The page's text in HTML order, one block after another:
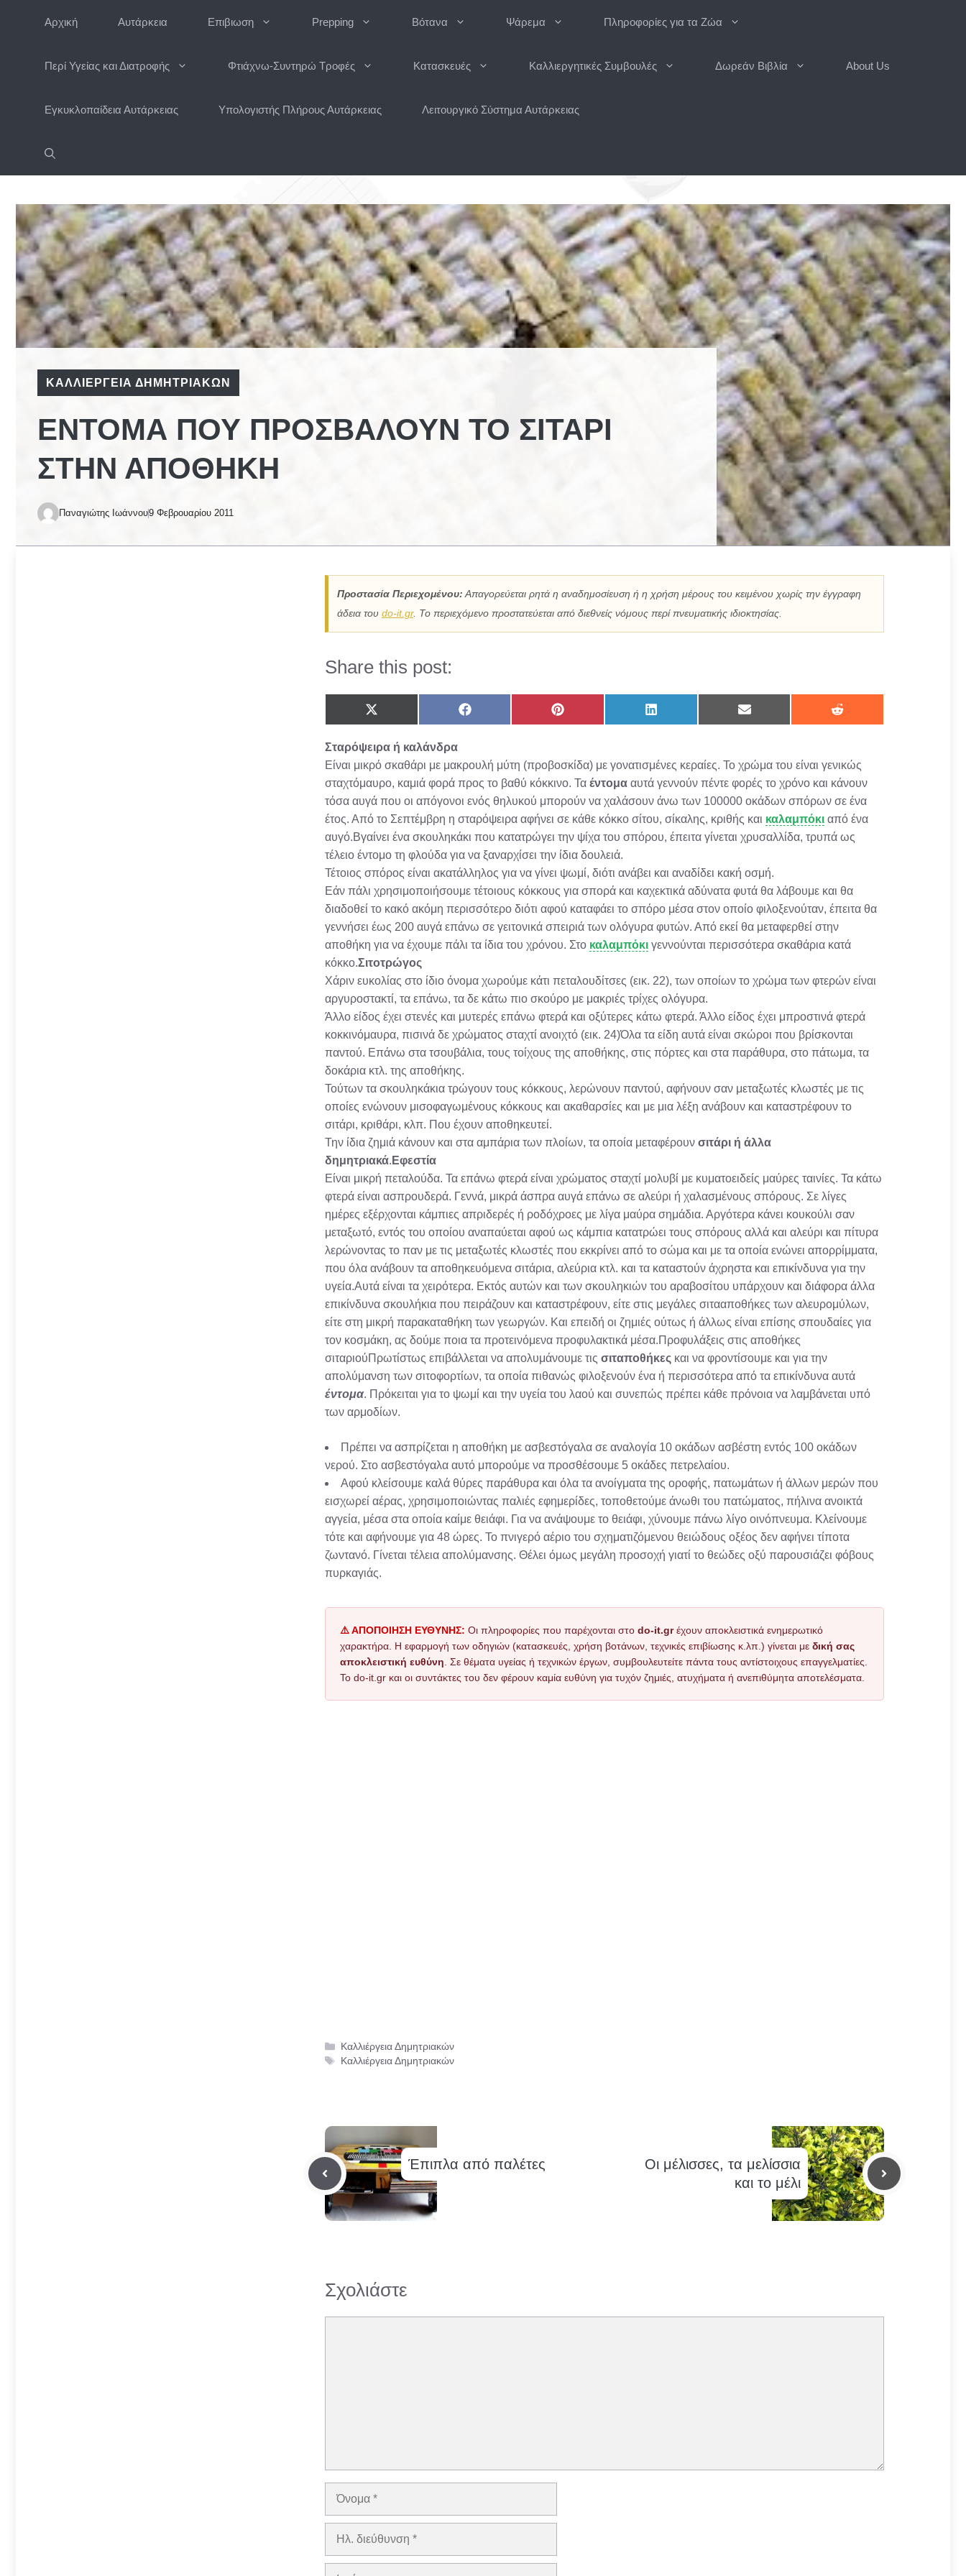
Αρχική Αυτάρκεια Επιβιωση Prepping Βότανα Ψάρεμα Πληροφορίες για τα Ζώα
Περί Υγείας και Διατροφής Φτιάχνω-Συντηρώ Τροφές Κατασκευές Καλλιεργητικές Συμβουλές Δωρεάν Βιβλία About Us
Εγκυκλοπαίδεια Αυτάρκειας Υπολογιστής Πλήρους Αυτάρκειας Λειτουργικό Σύστημα Αυτάρκειας
ΚΑΛΛΙΈΡΓΕΙΑ ΔΗΜΗΤΡΙΑΚΏΝ
ΈΝΤΟΜΑ ΠΟΥ ΠΡΟΣΒΆΛΟΥΝ ΤΟ ΣΙΤΆΡΙ
ΣΤΗΝ ΑΠΟΘΉΚΗ
Παναγιώτης Ιωάννου9 Φεβρουαρίου 2011
Προστασία Περιεχομένου: Απαγορεύεται ρητά η αναδημοσίευση ή η χρήση μέρους του κειμένου χωρίς την έγγραφη
άδεια του do-it.gr. Το περιεχόμενο προστατεύεται από διεθνείς νόμους περί πνευματικής ιδιοκτησίας.
Share this post:
Share
on
(Twitter)
Share
on
Share
on
Share
on
Share
on
Share
on
Σταρόψειρα ή καλάνδρα
Είναι μικρό σκαθάρι με μακρουλή μύτη (προβοσκίδα) με γονατισμένες κεραίες. Το χρώμα του είναι γενικώς
σταχτόμαυρο, καμιά φορά προς το βαθύ κόκκινο. Τα έντομα αυτά γεννούν πέντε φορές το χρόνο και κάνουν
τόσα αυγά που οι απόγονοι ενός θηλυκού μπορούν να χαλάσουν άνω των 100000 οκάδων σπόρων σε ένα
έτος. Από το Σεπτέμβρη η σταρόψειρα αφήνει σε κάθε κόκκο σίτου, σίκαλης, κριθής και καλαμπόκι από ένα
αυγό.Βγαίνει ένα σκουληκάκι που κατατρώγει την ψίχα του σπόρου, έπειτα γίνεται χρυσαλλίδα, τρυπά ως
τέλειο έντομο τη φλούδα για να ξαναρχίσει την ίδια δουλειά.
Τέτοιος σπόρος είναι ακατάλληλος για να γίνει ψωμί, διότι ανάβει και αναδίδει κακή οσμή.
Εάν πάλι χρησιμοποιήσουμε τέτοιους κόκκους για σπορά και καχεκτικά αδύνατα φυτά θα λάβουμε και θα
διαδοθεί το κακό ακόμη περισσότερο διότι αφού καταφάει το σπόρο μέσα στον οποίο φιλοξενούταν, έπειτα θα
γεννήσει έως 200 αυγά επάνω σε γειτονικά σπειριά των ολόγυρα φυτών. Από εκεί θα μεταφερθεί στην
αποθήκη για να έχουμε πάλι τα ίδια του χρόνου. Στο καλαμπόκι γεννούνται περισσότερα σκαθάρια κατά
κόκκο.Σιτοτρώγος
Χάριν ευκολίας στο ίδιο όνομα χωρούμε κάτι πεταλουδίτσες (εικ. 22), των οποίων το χρώμα των φτερών είναι
αργυροστακτί, τα επάνω, τα δε κάτω πιο σκούρο με μακριές τρίχες ολόγυρα.
Άλλο είδος έχει στενές και μυτερές επάνω φτερά και οξύτερες κάτω φτερά. Άλλο είδος έχει μπροστινά φτερά
κοκκινόμαυρα, πισινά δε χρώματος σταχτί ανοιχτό (εικ. 24)Όλα τα είδη αυτά είναι σκώροι που βρίσκονται
παντού. Επάνω στα τσουβάλια, τους τοίχους της αποθήκης, στις πόρτες και στα παράθυρα, στο πάτωμα, τα
δοκάρια κτλ. της αποθήκης.
Τούτων τα σκουληκάκια τρώγουν τους κόκκους, λερώνουν παντού, αφήνουν σαν μεταξωτές κλωστές με τις
οποίες ενώνουν μισοφαγωμένους κόκκους και ακαθαρσίες και με μια λέξη ανάβουν και καταστρέφουν το
σιτάρι, κριθάρι, κλπ. Που έχουν αποθηκευτεί.
Την ίδια ζημιά κάνουν και στα αμπάρια των πλοίων, τα οποία μεταφέρουν σιτάρι ή άλλα
δημητριακά. Εφεστία
Είναι μικρή πεταλούδα. Τα επάνω φτερά είναι χρώματος σταχτί μολυβί με κυματοειδείς μαύρες ταινίες. Τα κάτω
φτερά είναι ασπρουδερά. Γεννά, μικρά άσπρα αυγά επάνω σε αλεύρι ή χαλασμένους σπόρους. Σε λίγες
ημέρες εξέρχονται κάμπιες απριδερές ή ροδόχροες με λίγα μαύρα σημάδια. Αργότερα κάνει κουκούλι σαν
μεταξωτό, εντός του οποίου αναπαύεται αφού ως κάμπια κατατρώει τους σπόρους αλλά και αλεύρι και πίτυρα
λερώνοντας το παν με τις μεταξωτές κλωστές που εκκρίνει από το σώμα και με τα οποία ενώνει απορρίμματα,
που όλα ανάβουν τα αποθηκευόμενα σιτάρια, αλεύρια κτλ. και τα καταστούν άχρηστα και επικίνδυνα για την
υγεία.Αυτά είναι τα χειρότερα. Εκτός αυτών και των σκουληκιών του αραβοσίτου υπάρχουν και διάφορα άλλα
επικίνδυνα σκουλήκια που πειράζουν και καταστρέφουν, είτε στις μεγάλες σιτααποθήκες των αλευρομύλων,
είτε στη μικρή παρακαταθήκη των γεωργών. Και επειδή οι ζημιές ούτως ή άλλως είναι επίσης σπουδαίες για
τον κοσμάκη, ας δούμε ποια τα προτεινόμενα προφυλακτικά μέσα.Προφυλάξεις στις αποθήκες
σιταριούΠρωτίστως επιβάλλεται να απολυμάνουμε τις σιταποθήκες και να φροντίσουμε και για την
απολύμανση των σιτοφορτίων, τα οποία πιθανώς φιλοξενούν ένα ή περισσότερα από τα επικίνδυνα αυτά
έντομα. Πρόκειται για το ψωμί και την υγεία του λαού και συνεπώς πρέπει κάθε πρόνοια να λαμβάνεται υπό
των αρμοδίων.
Πρέπει να ασπρίζεται η αποθήκη με ασβεστόγαλα σε αναλογία 10 οκάδων ασβέστη εντός 100 οκάδων
νερού. Στο ασβεστόγαλα αυτό μπορούμε να προσθέσουμε 5 οκάδες πετρελαίου.
Αφού κλείσουμε καλά θύρες παράθυρα και όλα τα ανοίγματα της οροφής, πατωμάτων ή άλλων μερών που
εισχωρεί αέρας, χρησιμοποιώντας παλιές εφημερίδες, τοποθετούμε άνωθι του πατώματος, πήλινα ανοικτά
αγγεία, μέσα στα οποία καίμε θειάφι. Για να ανάψουμε το θειάφι, χύνουμε πάνω λίγο οινόπνευμα. Κλείνουμε
τότε και αφήνουμε για 48 ώρες. Το πνιγερό αέριο του σχηματιζόμενου θειώδους οξέος δεν αφήνει τίποτα
ζωντανό. Γίνεται τέλεια απολύμανσης. Θέλει όμως μεγάλη προσοχή γιατί το θεώδες οξύ παρουσιάζει φόβους
πυρκαγιάς.
⚠️ ΑΠΟΠΟΙΗΣΗ ΕΥΘΥΝΗΣ: Οι πληροφορίες που παρέχονται στο do-it.grέχουν αποκλειστικά ενημερωτικό
χαρακτήρα. Η εφαρμογή των οδηγιών (κατασκευές, χρήση βοτάνων, τεχνικές επιβίωσης κ.λπ.) γίνεται με δική σας
αποκλειστική ευθύνη . Σε θέματα υγείας ή τεχνικών έργων, συμβουλευτείτε πάντα τους αντίστοιχους επαγγελματίες.
Το do-it.gr και οι συντάκτες του δεν φέρουν καμία ευθύνη για τυχόν ζημιές, ατυχήματα ή ανεπιθύμητα αποτελέσματα.
Κατηγορίες
Καλλιέργεια Δημητριακών
Ετικέτες
Καλλιέργεια Δημητριακών
Έπιπλα από παλέτες
Οι μέλισσες, τα μελίσσια
και το μέλι
Σχολιάστε
Όνομα
Ηλ.
Ιστότοπος